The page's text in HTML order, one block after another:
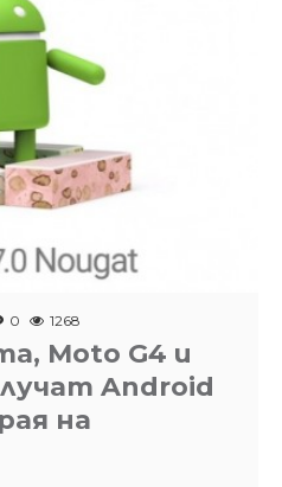
0 1268
Moto G4 и
Android
на